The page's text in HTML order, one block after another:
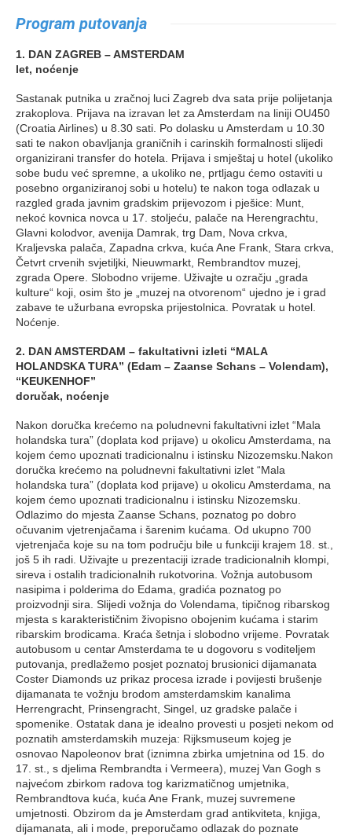
Program putovanja
1. DAN ZAGREB – AMSTERDAM
let, noćenje
Sastanak putnika u zračnoj luci Zagreb dva sata prije polijetanja
zrakoplova. Prijava na izravan let za Amsterdam na liniji OU450
(Croatia Airlines) u 8.30 sati. Po dolasku u Amsterdam u 10.30
sati te nakon obavljanja graničnih i carinskih formalnosti slijedi
organizirani transfer do hotela. Prijava i smještaj u hotel (ukoliko
sobe budu već spremne, a ukoliko ne, prtljagu ćemo ostaviti u
posebno organiziranoj sobi u hotelu) te nakon toga odlazak u
razgled grada javnim gradskim prijevozom i pješice: Munt,
nekoć kovnica novca u 17. stoljeću, palače na Herengrachtu,
Glavni kolodvor, avenija Damrak, trg Dam, Nova crkva,
Kraljevska palača, Zapadna crkva, kuća Ane Frank, Stara crkva,
Četvrt crvenih svjetiljki, Nieuwmarkt, Rembrandtov muzej,
zgrada Opere. Slobodno vrijeme. Uživajte u ozračju „grada
kulture“ koji, osim što je „muzej na otvorenom“ ujedno je i grad
zabave te užurbana evropska prijestolnica. Povratak u hotel.
Noćenje.
2. DAN AMSTERDAM – fakultativni izleti “MALA
HOLANDSKA TURA” (Edam – Zaanse Schans – Volendam),
“KEUKENHOF”
doručak, noćenje
Nakon doručka krećemo na poludnevni fakultativni izlet “Mala
holandska tura” (doplata kod prijave) u okolicu Amsterdama, na
kojem ćemo upoznati tradicionalnu i istinsku Nizozemsku.Nakon
doručka krećemo na poludnevni fakultativni izlet “Mala
holandska tura” (doplata kod prijave) u okolicu Amsterdama, na
kojem ćemo upoznati tradicionalnu i istinsku Nizozemsku.
Odlazimo do mjesta Zaanse Schans, poznatog po dobro
očuvanim vjetrenjačama i šarenim kućama. Od ukupno 700
vjetrenjača koje su na tom području bile u funkciji krajem 18. st.,
još 5 ih radi. Uživajte u prezentaciji izrade tradicionalnih klompi,
sireva i ostalih tradicionalnih rukotvorina. Vožnja autobusom
nasipima i polderima do Edama, gradića poznatog po
proizvodnji sira. Slijedi vožnja do Volendama, tipičnog ribarskog
mjesta s karakterističnim živopisno obojenim kućama i starim
ribarskim brodicama. Kraća šetnja i slobodno vrijeme. Povratak
autobusom u centar Amsterdama te u dogovoru s voditeljem
putovanja, predlažemo posjet poznatoj brusionici dijamanata
Coster Diamonds uz prikaz procesa izrade i povijesti brušenje
dijamanata te vožnju brodom amsterdamskim kanalima
Herrengracht, Prinsengracht, Singel, uz gradske palače i
spomenike. Ostatak dana je idealno provesti u posjeti nekom od
poznatih amsterdamskih muzeja: Rijksmuseum kojeg je
osnovao Napoleonov brat (iznimna zbirka umjetnina od 15. do
17. st., s djelima Rembrandta i Vermeera), muzej Van Gogh s
najvećom zbirkom radova tog karizmatičnog umjetnika,
Rembrandtova kuća, kuća Ane Frank, muzej suvremene
umjetnosti. Obzirom da je Amsterdam grad antikviteta, knjiga,
dijamanata, ali i mode, preporučamo odlazak do poznate